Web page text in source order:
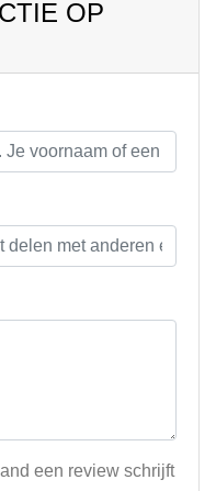
OP
een review schrijft